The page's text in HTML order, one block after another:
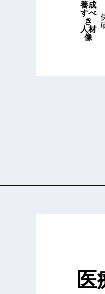
養成
すべ
き
人材
像
医